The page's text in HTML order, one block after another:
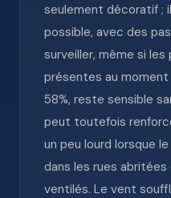
seulement décoratif ;
possible, avec des
surveiller, même si
présentes au moment
58%, reste sensible
peut toutefois
un peu lourd lorsque
dans les rues
ventilés. Le vent